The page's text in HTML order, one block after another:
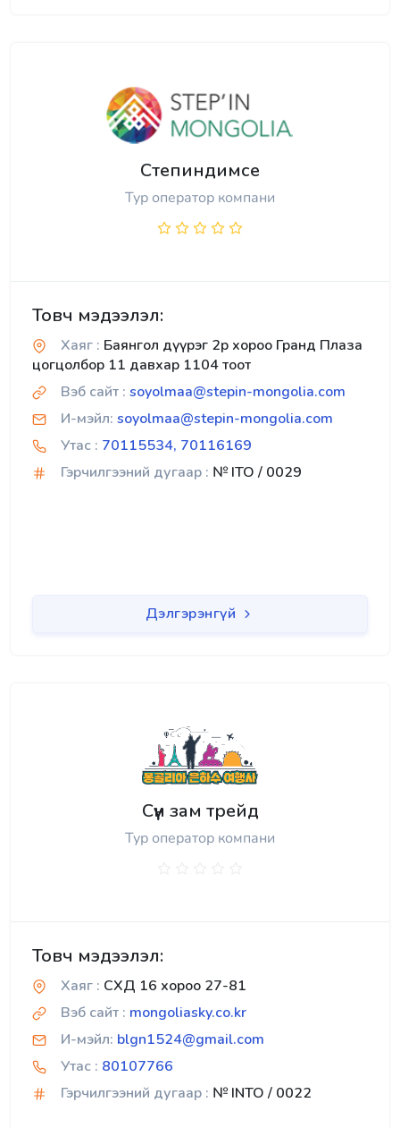
Степиндимсе
Тур оператор компани
Товч мэдээлэл:
Хаяг : Баянгол дүүрэг 2р хороо Гранд Плаза
цогцолбор 11 давхар 1104 тоот
Вэб сайт : soyolmaa@stepin-mongolia.com
И-мэйл: soyolmaa@stepin-mongolia.com
Утас : 70115534, 70116169
Гэрчилгээний дугаар : № ITO / 0029
Дэлгэрэнгүй
Сүүн зам трейд
Тур оператор компани
Товч мэдээлэл:
Хаяг : СХД 16 хороо 27-81
Вэб сайт : mongoliasky.co.kr
И-мэйл: blgn1524@gmail.com
Утас : 80107766
Гэрчилгээний дугаар : № INTO / 0022